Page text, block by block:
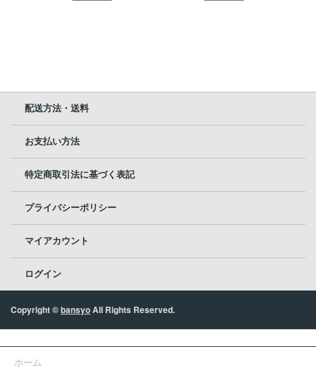
配送方法・送料
お支払い方法
特定商取引法に基づく表記
プライバシーポリシー
マイアカウント
ログイン
Copyright ©bansyoAll Rights Reserved.
ホーム